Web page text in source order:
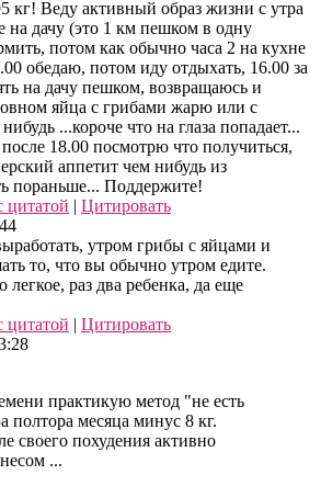
кг! Веду активный образ жизни с утра
на дачу (это 1 км пешком в одну
потом как обычно часа 2 на кухне
обедаю, потом иду отдыхать, 16.00 за
на дачу пешком, возвращаюсь и
яйца с грибами жарю или с
...короче что на глаза попадает...
18.00 посмотрю что получиться,
аппетит чем нибудь из
пораньше... Поддержите!
цитатой | Цитировать
утром грибы с яйцами и
то, что вы обычно утром едите.
легкое, раз два ребенка, да еще
цитатой | Цитировать
практикую метод "не есть
полтора месяца минус 8 кг.
своего похудения активно
...